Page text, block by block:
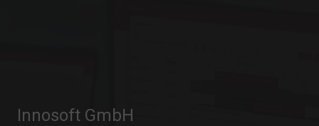
Innosoft GmbH